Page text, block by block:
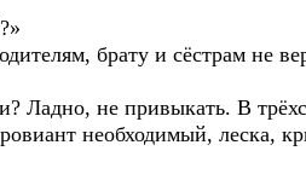
брату и сёстрам не
Ладно, не привыкать. В
необходимый, леска,